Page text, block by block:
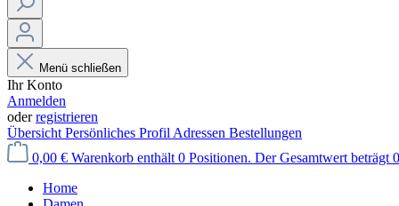
Menü schließen
Ihr Konto
Anmelden
oderregistrieren
Übersicht Persönliches Profil Adressen Bestellungen
0,00 € Warenkorb enthält 0 Positionen. Der Gesamtwert beträgt
Home